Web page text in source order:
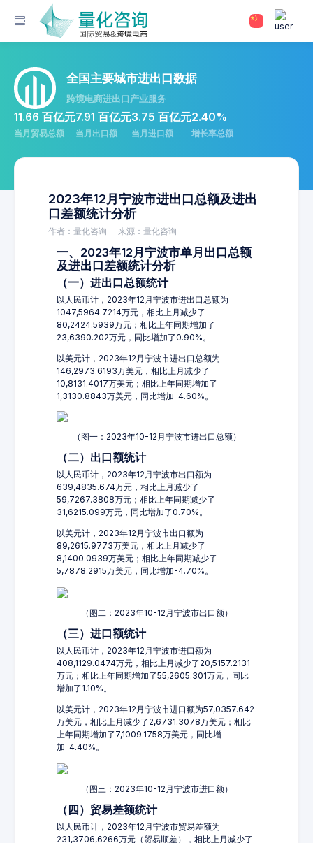
全国主要城市进出口数据
跨境电商进出口产业服务
11.66 百亿元
当月贸易总额
7.91 百亿元
当月出口额
3.75 百亿元
当月进口额
2.40%
增长率总额
2023年12月宁波市进出口总额及进出
口差额统计分析
作者：量化咨询 来源：量化咨询
一、2023年12月宁波市单月出口总额
及进出口差额统计分析
（一）进出口总额统计
以人民币计，2023年12月宁波市进出口总额为
1047,5964.7214万元，相比上月减少了
80,2424.5939万元；相比上年同期增加了
23,6390.202万元，同比增加了0.90%。
以美元计，2023年12月宁波市进出口总额为
146,2973.6193万美元，相比上月减少了
10,8131.4017万美元；相比上年同期增加了
1,3130.8843万美元，同比增加-4.60%。
（图一：2023年10-12月宁波市进出口总额）
（二）出口额统计
以人民币计，2023年12月宁波市出口额为
639,4835.674万元，相比上月减少了
59,7267.3808万元；相比上年同期减少了
31,6215.099万元，同比增加了0.70%。
以美元计，2023年12月宁波市出口额为
89,2615.9773万美元，相比上月减少了
8,1400.0939万美元；相比上年同期减少了
5,7878.2915万美元，同比增加-4.70%。
（图二：2023年10-12月宁波市出口额）
（三）进口额统计
以人民币计，2023年12月宁波市进口额为
408,1129.0474万元，相比上月减少了20,5157.2131
万元；相比上年同期增加了55,2605.301万元，同比
增加了1.10%。
以美元计，2023年12月宁波市进口额为57,0357.642
万美元，相比上月减少了2,6731.3078万美元；相比
上年同期增加了7,1009.1758万美元，同比增
加-4.40%。
（图三：2023年10-12月宁波市进口额）
（四）贸易差额统计
以人民币计，2023年12月宁波市贸易差额为
231,3706,6266万元（贸易顺差），相比上月减少了